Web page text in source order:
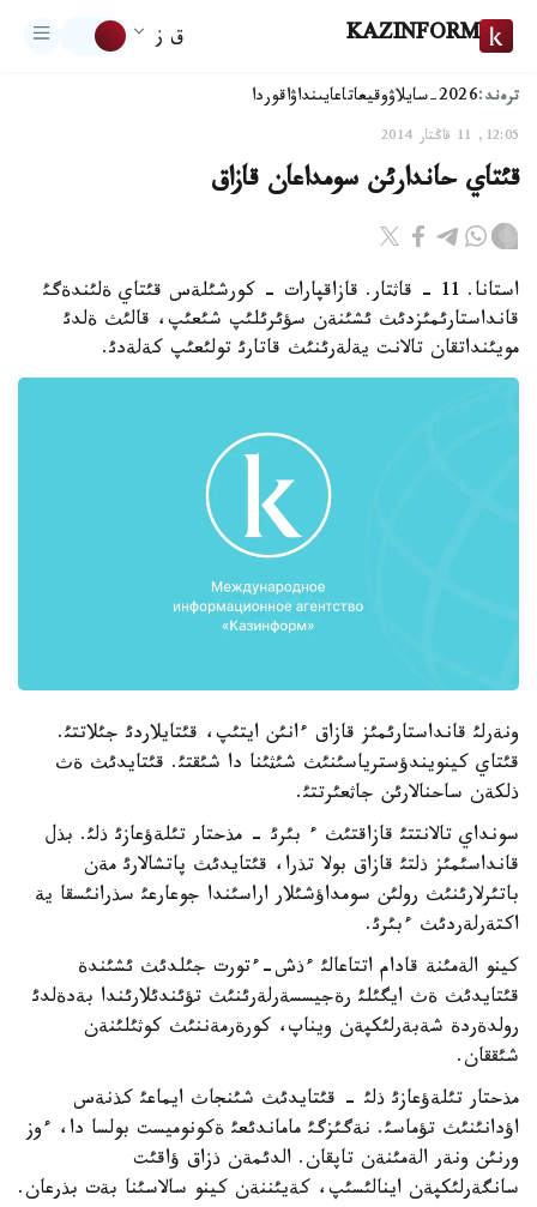
KAZINFORM ق ز
ترەند:2026-سايلاۋ وقيعاتاعايىنداۋاقوردا
12:05, 11 قاڭتار 2014
قئتاي حاندارئن سومداعان قازاق
استانا. 11 - قاثتار. قازاقپارات - كورشئلةس قئتاي ةلئندةگئ
قانداستارئمئزدئث ئشئنةن سؤئرئلئپ شئعئپ، قالئث ةلدئ
مويئنداتقان تالانت يةلةرئنئث قاتارئ تولئعئپ كةلةدئ.
ونةرلئ قانداستارئمئز قازاق ءانئن ايتئپ، قئتايلاردئ جئلاتتئ.
قئتاي كينويندؤسترياسئنئث شئثئنا دا شئقتئ. قئتايدئث ةث
ذلكةن ساحنالارئن جاثعئرتتئ.
سونداي تالانتتئ قازاقتئث ء بئرئ - مذحتار تئلةؤعازئ ذلئ. بذل
قانداسئمئز ذلتئ قازاق بولا تذرا، قئتايدئث پاتشالارئ مةن
باتئرلارئنئث رولئن سومداؤشئلار اراسئندا جوعارعئ سذرانئسقا ية
اكتةرلةردئث ءبئرئ.
كينو الةمئنة قادام اتتاعالئ ءذش-ءتورت جئلدئث ئشئندة
قئتايدئث ةث ايگئلئ رةجيسسةرلةرئنئث تؤئندئلارئندا بةدةلدئ
رولدةردة شةبةرلئكپةن ويناپ، كورةرمةننئث كوثئلئنةن
شئققان.
مذحتار تئلةؤعازئ ذلئ - قئتايدئث شئنجاث ايماعئ كذنةس
اؤدانئنئث تؤماسئ. نةگئزگئ ماماندئعئ ةكونوميست بولسا دا، ءوز
ورنئن ونةر الةمئنةن تاپقان. الدئمةن ذزاق ؤاقئت
سانگةرلئكپةن اينالئسئپ، كةيئننةن كينو سالاسئنا بةت بذرعان.